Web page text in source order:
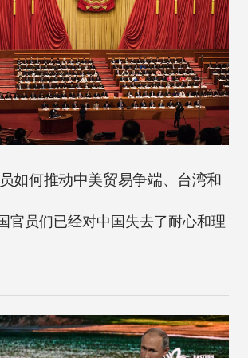
如何推动中美贸易争端、台湾和
官员们已经对中国失去了耐心和理